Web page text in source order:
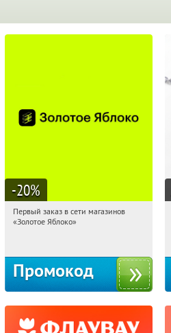
-20%
12:48:19
Получи первым!
Первый заказ в сети магазинов
«Золотое Яблоко»
Промокод